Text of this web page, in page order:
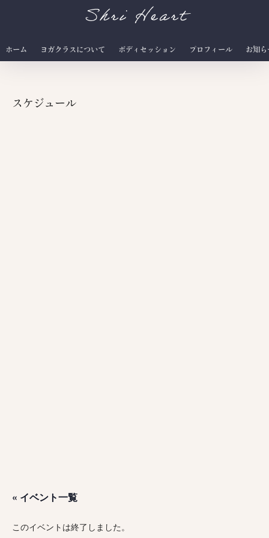
Shri Heart
ホーム ヨガクラスについて ボディセッション プロフィール お知
スケジュール
« イベント一覧
このイベントは終了しました。